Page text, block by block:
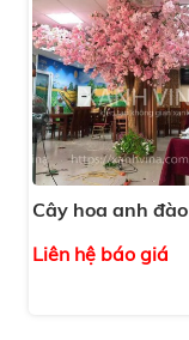
Cây hoa anh
Liên hệ báo giá